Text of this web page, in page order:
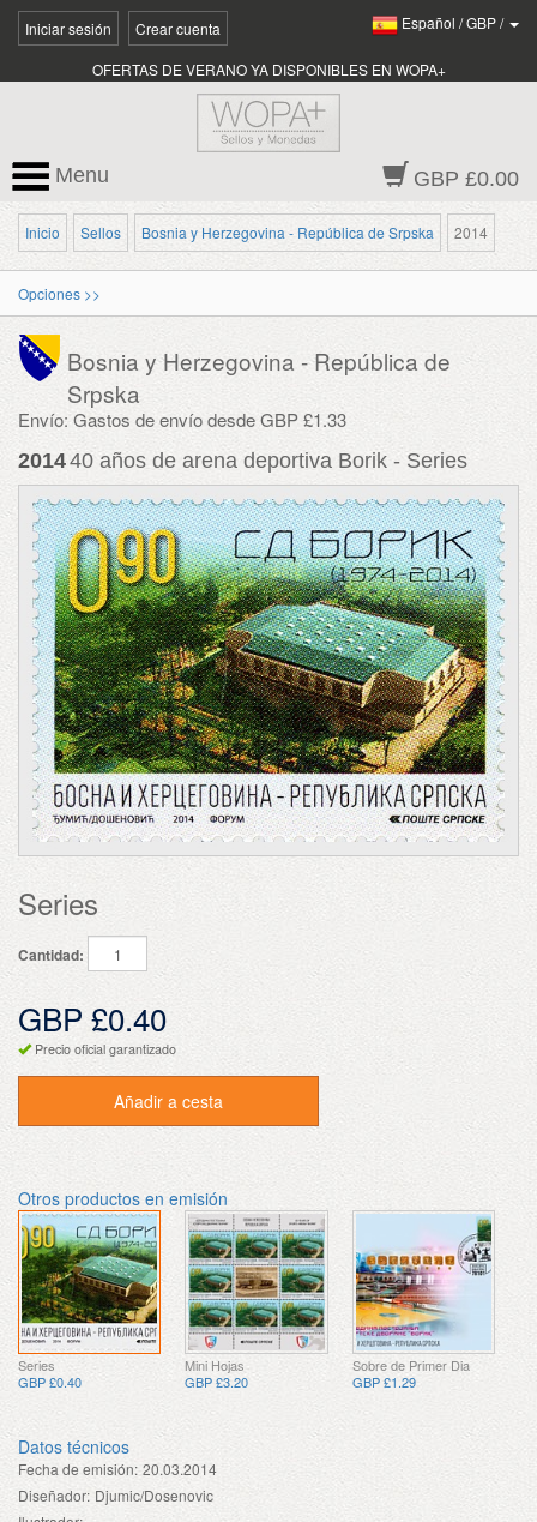
Iniciar sesión Crear cuenta Español /GBP/
OFERTAS DE VERANO YA DISPONIBLES EN WOPA+
GBP £0.00
Menu
Inicio Sellos Bosnia y Herzegovina - República de Srpska 2014
Opciones >>
Bosnia y Herzegovina - República de
Srpska
Envío: Gastos de envío desde GBP £1.33
201440 años de arena deportiva Borik - Series
Series
Cantidad:
GBP £0.40
Precio oficial garantizado
Añadir a cesta
Otros productos en emisión
Series
GBP £0.40
Mini Hojas
GBP £3.20
Sobre de Primer Dia
GBP £1.29
Datos técnicos
Fecha de emisión: 20.03.2014
Diseñador: Djumic/Dosenovic